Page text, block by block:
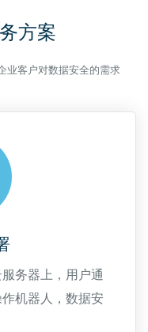
方案
业客户对数据安全的需求
务器上，用户通
机器人，数据安